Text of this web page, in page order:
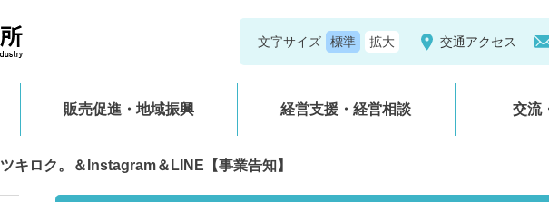
文字サイズ 交通アクセス
販売促進・地域振興 経営支援・経営相談 交流
ツキロク。＆Instagram＆LINE【事業告知】